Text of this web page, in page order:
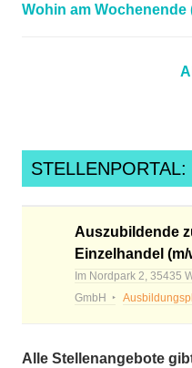
Wohin am Wochenende
Auszubildende
Einzelhandel (m/
Im Nordpark 2, 35435
GmbH
Alle Stellenangebote